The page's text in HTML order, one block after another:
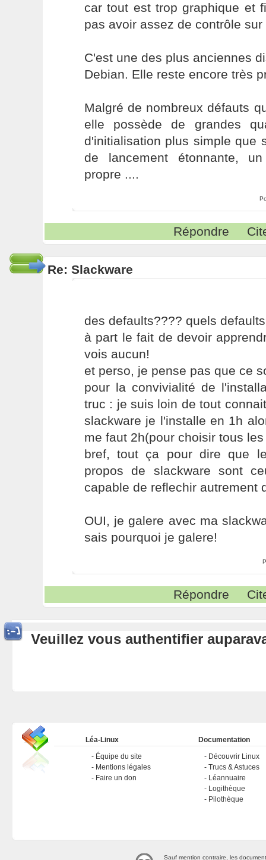
car tout est trop graphique et
pas avoir assez de contrôle
C'est une des plus anciennes
Debian. Elle reste encore très
Malgré de nombreux défauts
elle possède de grandes
d'initialisation plus simple que
de lancement étonnante,
propre ....
Répondre
Re: Slackware
des defaults???? quels
à part le fait de devoir
vois aucun!
et perso, je pense pas que ce
pour la convivialité de
truc : je suis loin de tout
slackware je l'installe en 1h
me faut 2h(pour choisir tous
bref, tout ça pour dire que
propos de slackware sont
capable de reflechir autrement
OUI, je galere avec ma
sais pourquoi je galere!
Répondre
Veuillez vous authentifier
Léa-Linux
Équipe du site
Mentions légales
Faire un don
Documentation
Découvrir Linux
Trucs & Astuces
Léannuaire
Logithèque
Pilothèque
Sauf mention contraire, les